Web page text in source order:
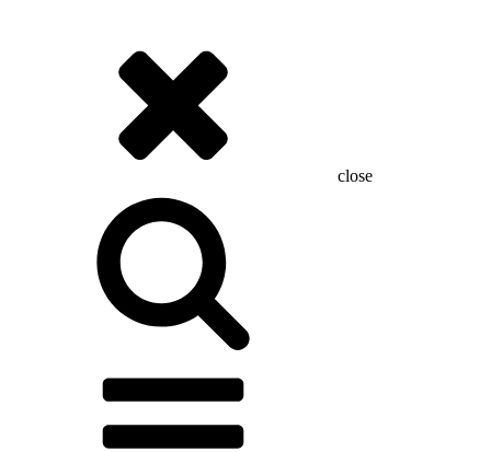
close